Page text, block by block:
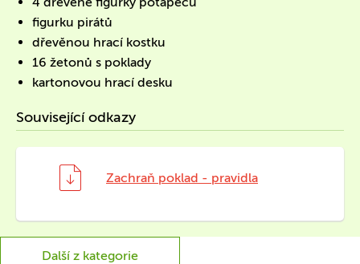
figurku pirátů
dřevěnou hrací kostku
16 žetonů s poklady
kartonovou hrací desku
Související odkazy
Zachraň poklad - pravidla
Další z kategorie